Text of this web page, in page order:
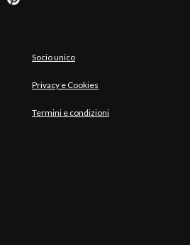
Socio unico
Privacy e Cookies
Termini e condizioni